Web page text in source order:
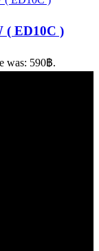
( ED10C )
was: 590฿.